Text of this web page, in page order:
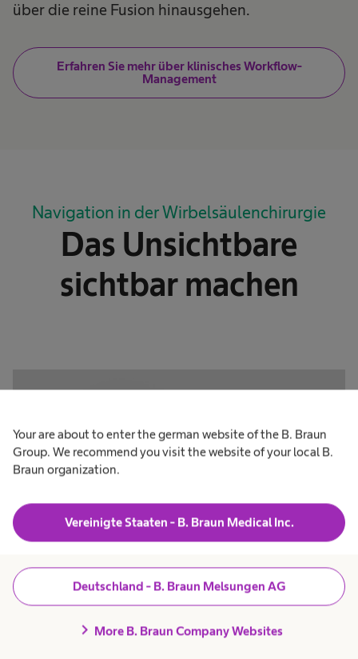
Your are about to enter the german website of the B. Braun
Group. We recommend you visit the website of your local B.
Braun organization.
Vereinigte Staaten - B. Braun Medical Inc.
Deutschland - B. Braun Melsungen AG
chevron_right More B. Braun Company Websites
über die reine Fusion hinausgehen.
Erfahren Sie mehr über klinisches Workflow-
Management
Navigation in der Wirbelsäulenchirurgie
Das Unsichtbare
sichtbar machen
Ennovate® Navigation
Navigationstechnologien eröffnen neue Wege in